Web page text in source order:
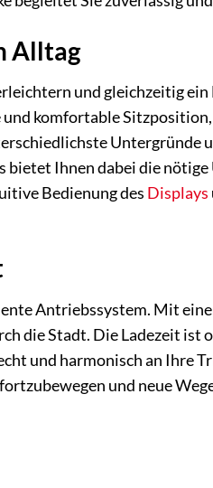
Alltag
und gleichzeitig
komfortable Sitzposition,
Untergründe
Ihnen dabei die
Bedienung des Displays
Antriebssystem. Mit
die Stadt. Die Ladezeit ist
und harmonisch an Ihre
und neue